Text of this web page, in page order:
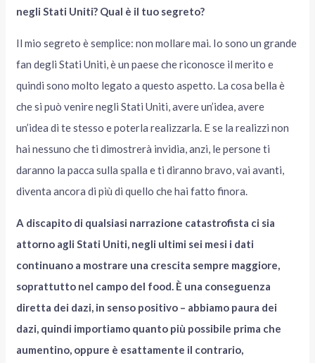
negli Stati Uniti? Qual è il tuo segreto?
Il mio segreto è semplice: non mollare mai. Io sono un grande
fan degli Stati Uniti, è un paese che riconosce il merito e
quindi sono molto legato a questo aspetto. La cosa bella è
che si può venire negli Stati Uniti, avere un’idea, avere
un’idea di te stesso e poterla realizzarla. E se la realizzi non
hai nessuno che ti dimostrerà invidia, anzi, le persone ti
daranno la pacca sulla spalla e ti diranno bravo, vai avanti,
diventa ancora di più di quello che hai fatto finora.
A discapito di qualsiasi narrazione catastrofista ci sia
attorno agli Stati Uniti, negli ultimi sei mesi i dati
continuano a mostrare una crescita sempre maggiore,
soprattutto nel campo del food. È una conseguenza
diretta dei dazi, in senso positivo – abbiamo paura dei
dazi, quindi importiamo quanto più possibile prima che
aumentino, oppure è esattamente il contrario,